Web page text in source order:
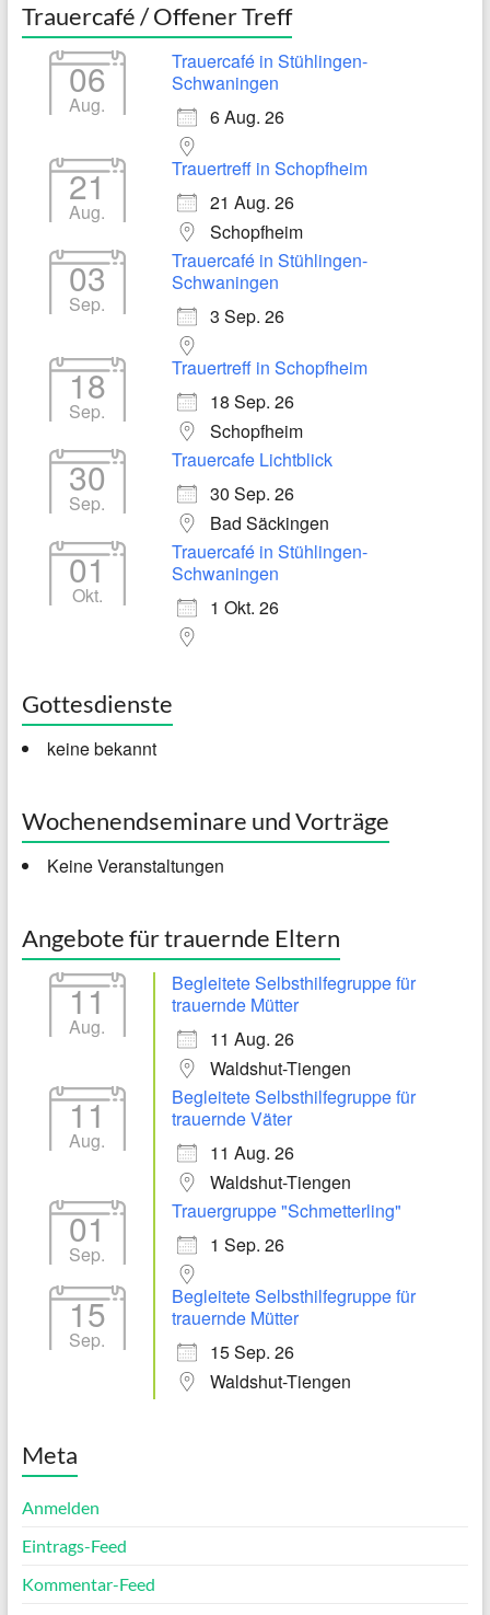
Trauercafé / Offener Treff
06
Aug.
Trauercafé in Stühlingen-
Schwaningen
6 Aug. 26
21
Aug.
Trauertreff in Schopfheim
21 Aug. 26
Schopfheim
03
Sep.
Trauercafé in Stühlingen-
Schwaningen
3 Sep. 26
18
Sep.
Trauertreff in Schopfheim
18 Sep. 26
Schopfheim
30
Sep.
Trauercafe Lichtblick
30 Sep. 26
Bad Säckingen
01
Okt.
Trauercafé in Stühlingen-
Schwaningen
1 Okt. 26
Gottesdienste
keine bekannt
Wochenendseminare und Vorträge
Keine Veranstaltungen
Angebote für trauernde Eltern
11
Aug.
Begleitete Selbsthilfegruppe für
trauernde Mütter
11 Aug. 26
Waldshut-Tiengen
11
Aug.
Begleitete Selbsthilfegruppe für
trauernde Väter
11 Aug. 26
Waldshut-Tiengen
01
Sep.
Trauergruppe "Schmetterling"
1 Sep. 26
15
Sep.
Begleitete Selbsthilfegruppe für
trauernde Mütter
15 Sep. 26
Waldshut-Tiengen
Meta
Anmelden
Eintrags-Feed
Kommentar-Feed